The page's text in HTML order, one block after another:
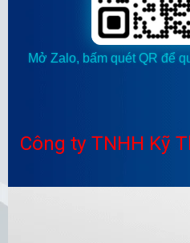
Mở Zalo, bấm quét QR để
Công ty TNHH Kỹ